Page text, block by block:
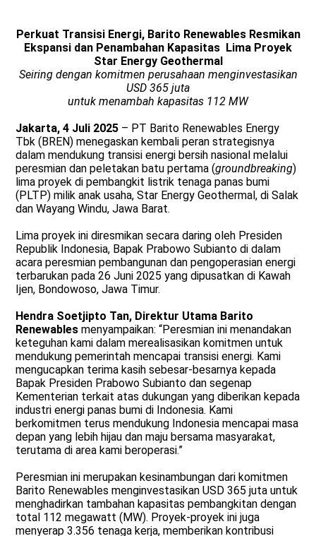
Perkuat Transisi Energi, Barito Renewables Resmikan
Ekspansi dan Penambahan Kapasitas Lima Proyek
Star Energy Geothermal
Seiring dengan komitmen perusahaan menginvestasikan
USD 365 juta
untuk menambah kapasitas 112 MW
Jakarta, 4 Juli 2025 – PT Barito Renewables Energy
Tbk (BREN) menegaskan kembali peran strategisnya
dalam mendukung transisi energi bersih nasional melalui
peresmian dan peletakan batu pertama (groundbreaking)
lima proyek di pembangkit listrik tenaga panas bumi
(PLTP) milik anak usaha, Star Energy Geothermal, di Salak
dan Wayang Windu, Jawa Barat.
Lima proyek ini diresmikan secara daring oleh Presiden
Republik Indonesia, Bapak Prabowo Subianto di dalam
acara peresmian pembangunan dan pengoperasian energi
terbarukan pada 26 Juni 2025 yang dipusatkan di Kawah
Ijen, Bondowoso, Jawa Timur.
Hendra Soetjipto Tan, Direktur Utama Barito
Renewablesmenyampaikan: “Peresmian ini menandakan
keteguhan kami dalam merealisasikan komitmen untuk
mendukung pemerintah mencapai transisi energi. Kami
mengucapkan terima kasih sebesar-besarnya kepada
Bapak Presiden Prabowo Subianto dan segenap
Kementerian terkait atas dukungan yang diberikan kepada
industri energi panas bumi di Indonesia. Kami
berkomitmen terus mendukung Indonesia mencapai masa
depan yang lebih hijau dan maju bersama masyarakat,
terutama di area kami beroperasi.”
Peresmian ini merupakan kesinambungan dari komitmen
Barito Renewables menginvestasikan USD 365 juta untuk
menghadirkan tambahan kapasitas pembangkitan dengan
total 112 megawatt (MW). Proyek-proyek ini juga
menyerap 3.356 tenaga kerja, memberikan kontribusi